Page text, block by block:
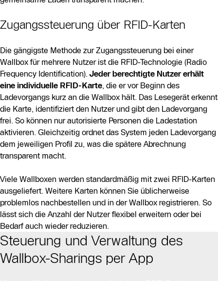
Zugangssteuerung über RFID-Karten
Die gängigste Methode zur Zugangssteuerung bei einer
Wallbox für mehrere Nutzer ist die RFID-Technologie (Radio
Frequency Identification). Jeder berechtigte Nutzer erhält
eine individuelle RFID-Karte, die er vor Beginn des
Ladevorgangs kurz an die Wallbox hält. Das Lesegerät erkennt
die Karte, identifiziert den Nutzer und gibt den Ladevorgang
frei. So können nur autorisierte Personen die Ladestation
aktivieren. Gleichzeitig ordnet das System jeden Ladevorgang
dem jeweiligen Profil zu, was die spätere Abrechnung
transparent macht.
Viele Wallboxen werden standardmäßig mit zwei RFID-Karten
ausgeliefert. Weitere Karten können Sie üblicherweise
problemlos nachbestellen und in der Wallbox registrieren. So
lässt sich die Anzahl der Nutzer flexibel erweitern oder bei
Bedarf auch wieder reduzieren.
Steuerung und Verwaltung des
Wallbox-Sharings per App